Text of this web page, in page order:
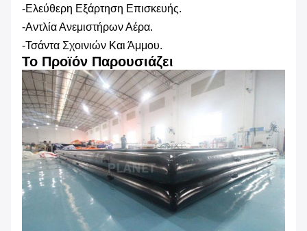
-Ελεύθερη Εξάρτηση Επισκευής.
-Αντλία Ανεμιστήρων Αέρα.
-Τσάντα Σχοινιών Και Άμμου.
Το Προϊόν Παρουσιάζει